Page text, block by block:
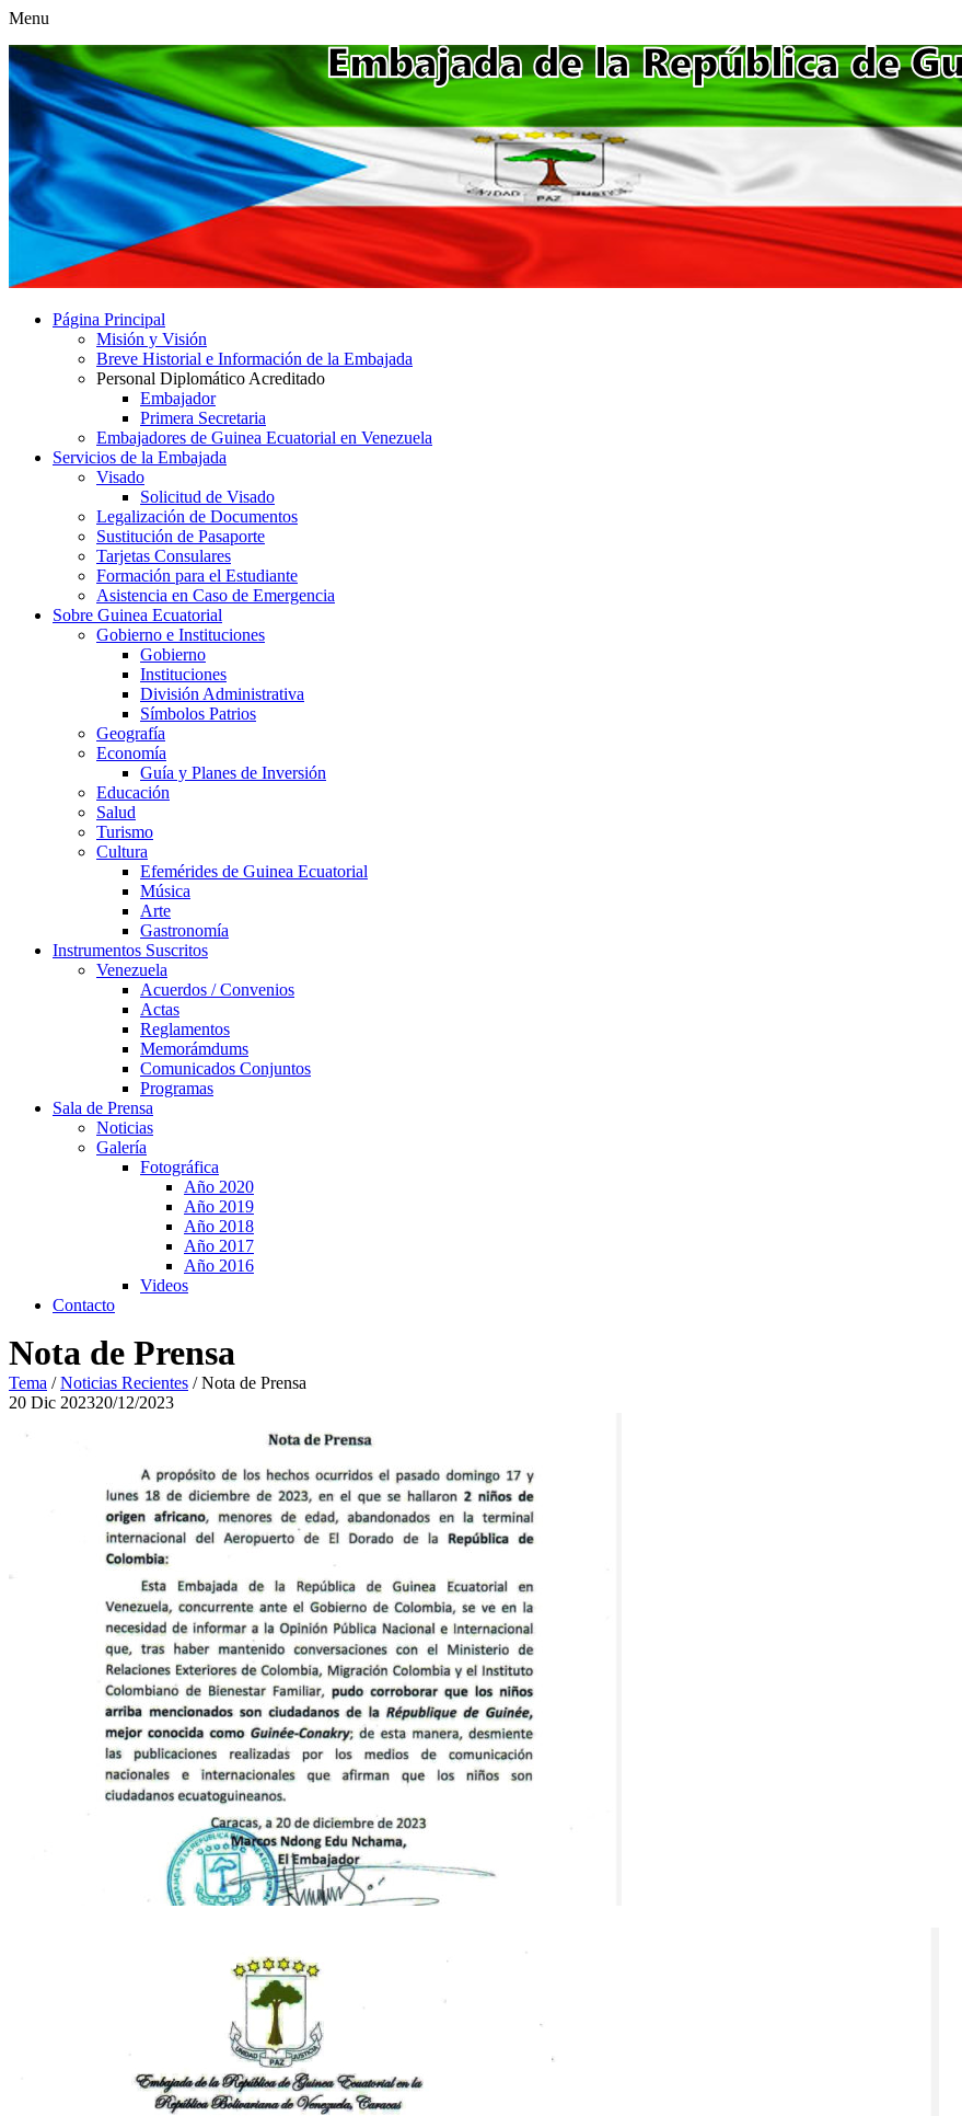
Menu
Página Principal
Misión y Visión
Breve Historial e Información de la Embajada
Personal Diplomático Acreditado
Embajador
Primera Secretaria
Embajadores de Guinea Ecuatorial en Venezuela
Servicios de la Embajada
Visado
Solicitud de Visado
Legalización de Documentos
Sustitución de Pasaporte
Tarjetas Consulares
Formación para el Estudiante
Asistencia en Caso de Emergencia
Sobre Guinea Ecuatorial
Gobierno e Instituciones
Gobierno
Instituciones
División Administrativa
Símbolos Patrios
Geografía
Economía
Guía y Planes de Inversión
Educación
Salud
Turismo
Cultura
Efemérides de Guinea Ecuatorial
Música
Arte
Gastronomía
Instrumentos Suscritos
Venezuela
Acuerdos / Convenios
Actas
Reglamentos
Memorámdums
Comunicados Conjuntos
Programas
Sala de Prensa
Noticias
Galería
Fotográfica
Año 2020
Año 2019
Año 2018
Año 2017
Año 2016
Videos
Contacto
Nota de Prensa
Tema /Noticias Recientes /Nota de Prensa
20 Dic 202320/12/2023